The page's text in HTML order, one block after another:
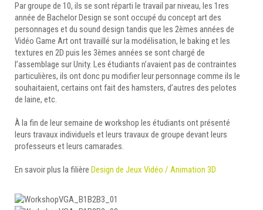
Par groupe de 10, ils se sont réparti le travail par niveau, les 1res
année de Bachelor Design se sont occupé du concept art des
personnages et du sound design tandis que les 2èmes années de
Vidéo Game Art ont travaillé sur la modélisation, le baking et les
textures en 2D puis les 3èmes années se sont chargé de
l’assemblage sur Unity. Les étudiants n’avaient pas de contraintes
particulières, ils ont donc pu modifier leur personnage comme ils le
souhaitaient, certains ont fait des hamsters, d’autres des pelotes
de laine, etc.
À la fin de leur semaine de workshop les étudiants ont présenté
leurs travaux individuels et leurs travaux de groupe devant leurs
professeurs et leurs camarades.
En savoir plus la filière Design de Jeux Vidéo / Animation 3D